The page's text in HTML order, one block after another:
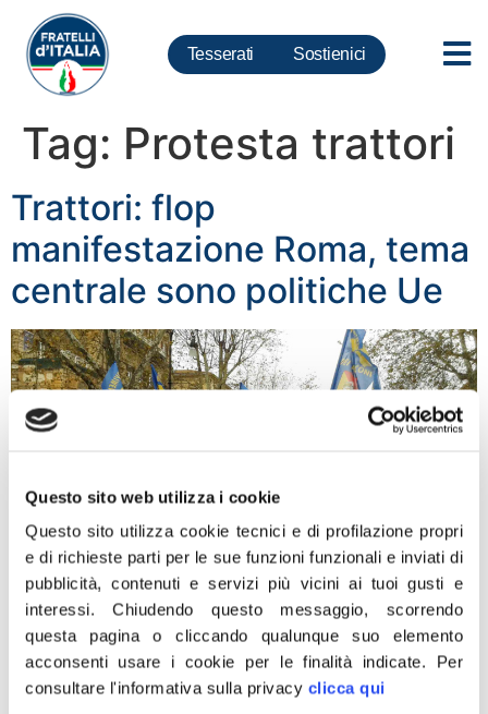
Questo sito web utilizza i cookie
Questo sito utilizza cookie tecnici e di profilazione propri
e di richieste parti per le sue funzioni funzionali e inviati di
pubblicità, contenuti e servizi più vicini ai tuoi gusti e
interessi.Chiudendo questo messaggio, scorrendo
questa pagina o cliccando qualunque suo elemento
acconsenti usare i cookie per le finalità indicate. Per
consultare l'informativa sulla privacy clicca qui
Tesserati Sostienici
Tag: Protesta trattori
Trattori: flop
manifestazione Roma, tema
centrale sono politiche Ue
“La manifestazione di oggi al Circo Massimo si è
rivelata un flop e non ci aspettavamo un risultato